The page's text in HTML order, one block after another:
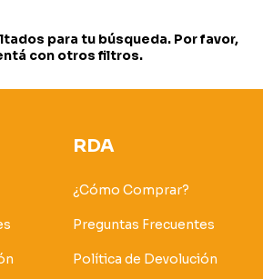
para tu búsqueda. Por favor,
con otros filtros.
RDA
¿Cómo Comprar?
Preguntas Frecuentes
Política de Devolución